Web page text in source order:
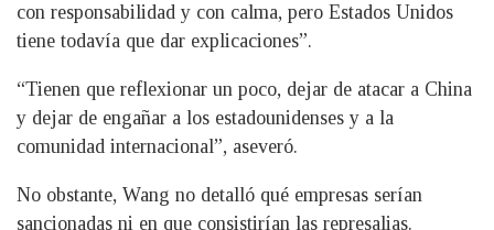
con responsabilidad y con calma, pero Estados Unidos
tiene todavía que dar explicaciones”.
“Tienen que reflexionar un poco, dejar de atacar a China
y dejar de engañar a los estadounidenses y a la
comunidad internacional”, aseveró.
No obstante, Wang no detalló qué empresas serían
sancionadas ni en que consistirían las represalias.